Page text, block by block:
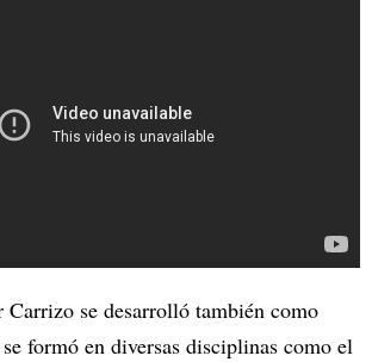
se desarrolló también como
formó en diversas disciplinas como el